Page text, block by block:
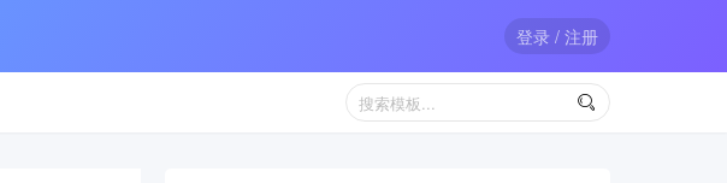
登录 / 注册
